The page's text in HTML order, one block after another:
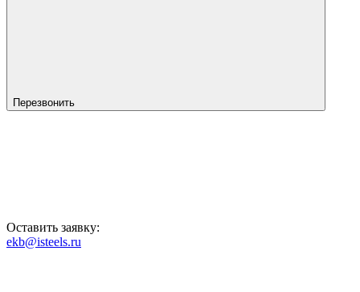
Перезвонить
Оставить заявку:
ekb@isteels.ru